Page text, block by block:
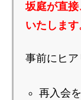
坂庭が直
いたします
事前にヒア
再入会